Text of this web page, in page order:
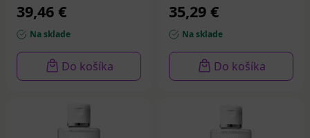
39,46 €
Na sklade
Do košíka
hydratačné mlieko
200 ml
35,29 €
Na sklade
Do košíka